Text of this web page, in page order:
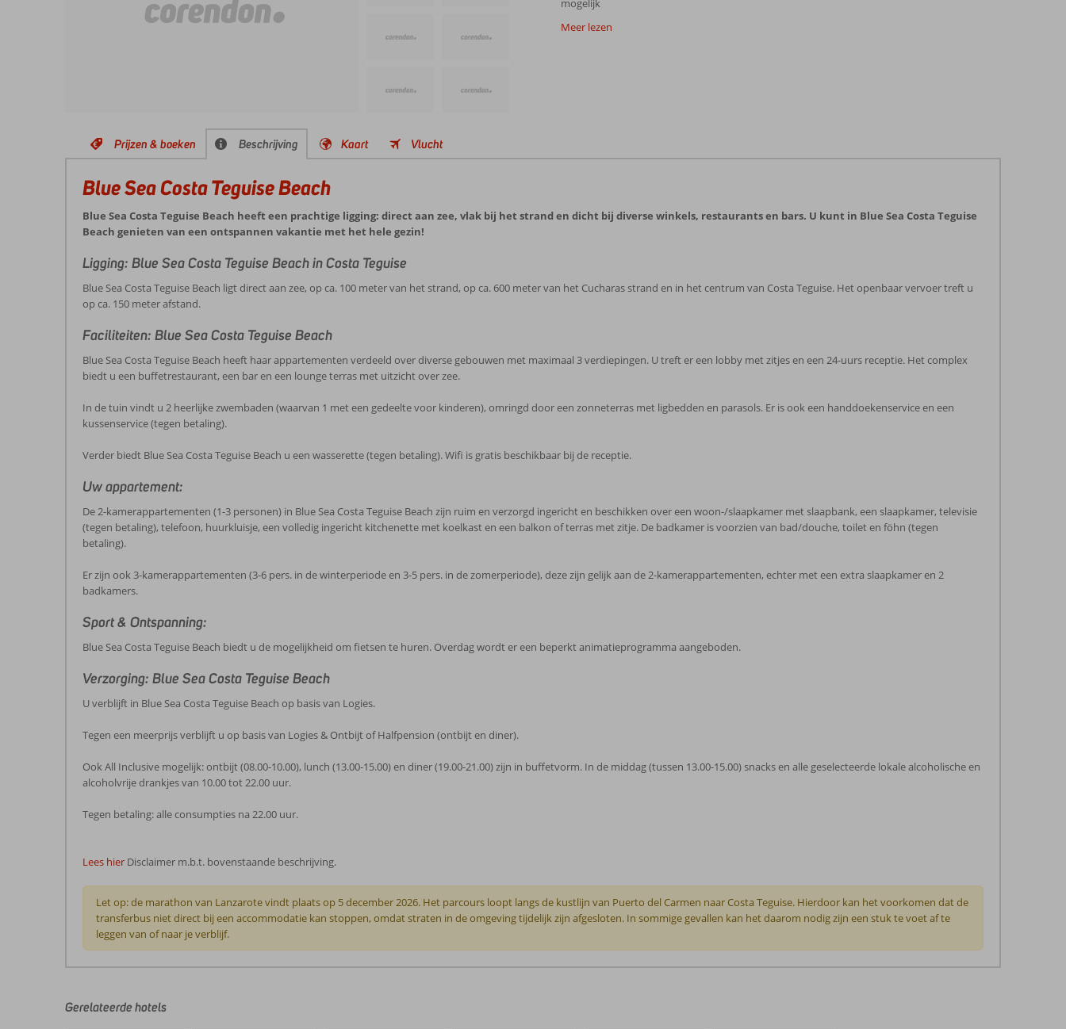
mogelijk
Meer lezen
Prijzen & boeken Beschrijving Kaart Vlucht
Blue Sea Costa Teguise Beach
Blue Sea Costa Teguise Beach heeft een prachtige ligging: direct aan zee, vlak bij het strand en dicht bij diverse winkels, restaurants en bars. U kunt in Blue Sea Costa Teguise
Beach genieten van een ontspannen vakantie met het hele gezin!
Ligging: Blue Sea Costa Teguise Beach in Costa Teguise
Blue Sea Costa Teguise Beach ligt direct aan zee, op ca. 100 meter van het strand, op ca. 600 meter van het Cucharas strand en in het centrum van Costa Teguise. Het openbaar vervoer treft u
op ca. 150 meter afstand.
Faciliteiten: Blue Sea Costa Teguise Beach
Blue Sea Costa Teguise Beach heeft haar appartementen verdeeld over diverse gebouwen met maximaal 3 verdiepingen. U treft er een lobby met zitjes en een 24-uurs receptie. Het complex
biedt u een buffetrestaurant, een bar en een lounge terras met uitzicht over zee.
In de tuin vindt u 2 heerlijke zwembaden (waarvan 1 met een gedeelte voor kinderen), omringd door een zonneterras met ligbedden en parasols. Er is ook een handdoekenservice en een
kussenservice (tegen betaling).
Verder biedt Blue Sea Costa Teguise Beach u een wasserette (tegen betaling). Wifi is gratis beschikbaar bij de receptie.
Uw appartement:
De 2-kamerappartementen (1-3 personen) in Blue Sea Costa Teguise Beach zijn ruim en verzorgd ingericht en beschikken over een woon-/slaapkamer met slaapbank, een slaapkamer, televisie
(tegen betaling), telefoon, huurkluisje, een volledig ingericht kitchenette met koelkast en een balkon of terras met zitje. De badkamer is voorzien van bad/douche, toilet en föhn (tegen
betaling).
Er zijn ook 3-kamerappartementen (3-6 pers. in de winterperiode en 3-5 pers. in de zomerperiode), deze zijn gelijk aan de 2-kamerappartementen, echter met een extra slaapkamer en 2
badkamers.
Sport & Ontspanning:
Blue Sea Costa Teguise Beach biedt u de mogelijkheid om fietsen te huren. Overdag wordt er een beperkt animatieprogramma aangeboden.
Verzorging: Blue Sea Costa Teguise Beach
U verblijft in Blue Sea Costa Teguise Beach op basis van Logies.
Tegen een meerprijs verblijft u op basis van Logies & Ontbijt of Halfpension (ontbijt en diner).
Ook All Inclusive mogelijk: ontbijt (08.00-10.00), lunch (13.00-15.00) en diner (19.00-21.00) zijn in buffetvorm. In de middag (tussen 13.00-15.00) snacks en alle geselecteerde lokale alcoholische en
alcoholvrije drankjes van 10.00 tot 22.00 uur.
Tegen betaling: alle consumpties na 22.00 uur.
Lees hier Disclaimer m.b.t. bovenstaande beschrijving.
Let op: de marathon van Lanzarote vindt plaats op 5 december 2026. Het parcours loopt langs de kustlijn van Puerto del Carmen naar Costa Teguise. Hierdoor kan het voorkomen dat de
transferbus niet direct bij een accommodatie kan stoppen, omdat straten in de omgeving tijdelijk zijn afgesloten. In sommige gevallen kan het daarom nodig zijn een stuk te voet af te
leggen van of naar je verblijf.
door
Gerelateerde hotels